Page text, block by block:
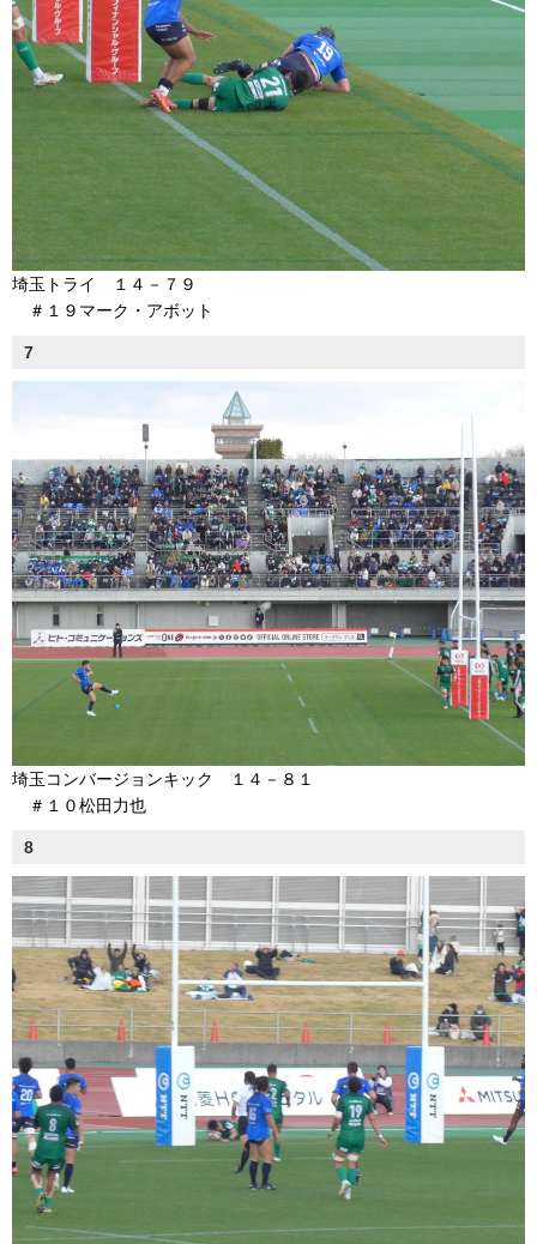
埼玉トライ １４－７９
＃１９マーク・アボット
7
埼玉コンバージョンキック １４－８１
＃１０松田力也
8